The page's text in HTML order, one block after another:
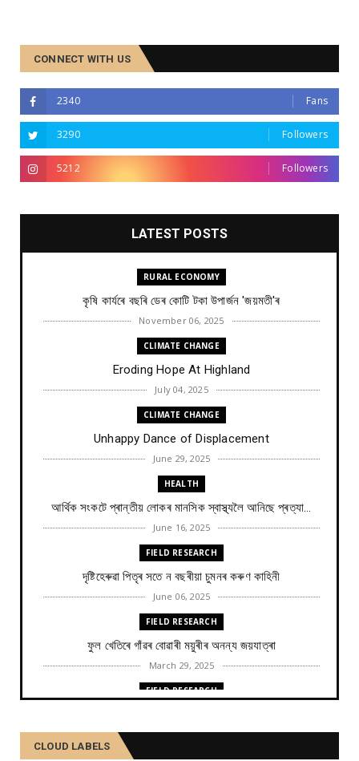
CONNECT WITH US
2340 Fans
3290 Followers
5212 Followers
LATEST POSTS
RURAL ECONOMY
কৃষি কাৰ্যৰে বছৰি ডেৰ কোটি টকা উপার্জন 'জয়মতী'ৰ
November 06, 2025
CLIMATE CHANGE
Eroding Hope At Highland
July 04, 2025
CLIMATE CHANGE
Unhappy Dance of Displacement
June 29, 2025
HEALTH
আৰ্থিক সংকটে প্ৰান্তীয় লোকৰ মানসিক স্বাস্থ্যলৈ আনিছে প্ৰত্যা...
June 16, 2025
FIELD RESEARCH
দৃষ্টিহেৰুৱা পিতৃৰ সতে ন বছৰীয়া চুমনৰ কৰুণ কাহিনী
June 06, 2025
FIELD RESEARCH
ফুল খেতিৰে গাঁৱৰ বোৱাৰী ময়ুৰীৰ অনন্য জয়যাত্ৰা
March 29, 2025
FIELD RESEARCH
February 27, 2025
CLOUD LABELS